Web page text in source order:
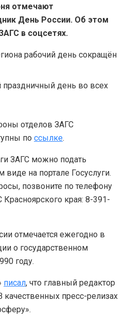
отмечают
День России. Об этом
в соцсетях.
рабочий день сокращён
день во всех
отделов ЗАГС
по ссылке.
ЗАГС можно подать
на портале Госуслуги.
позвоните по телефону
Красноярского края: 8-391-
отмечается ежегодно в
о государственном
году.
писал, что главный редактор
качественных пресс-релизах